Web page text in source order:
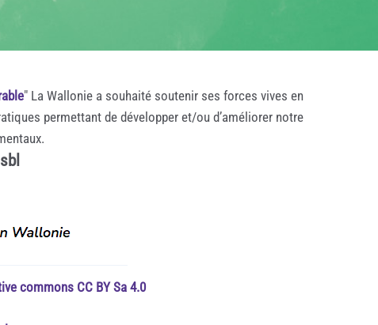
" La Wallonie a souhaité soutenir ses forces vives en
permettant de développer et/ou d’améliorer notre
commons CC BY Sa 4.0